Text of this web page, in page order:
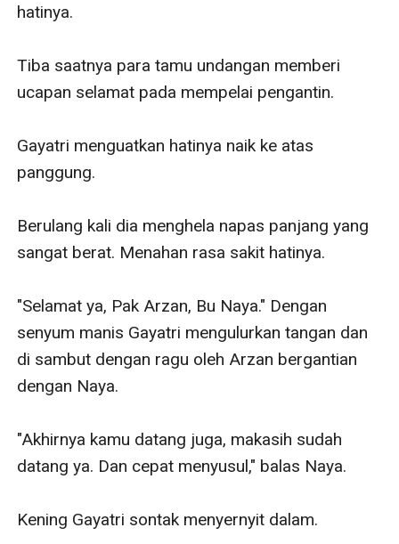
hatinya.
Tiba saatnya para tamu undangan memberi
ucapan selamat pada mempelai pengantin.
Gayatri menguatkan hatinya naik ke atas
panggung.
Berulang kali dia menghela napas panjang yang
sangat berat. Menahan rasa sakit hatinya.
"Selamat ya, Pak Arzan, Bu Naya." Dengan
senyum manis Gayatri mengulurkan tangan dan
di sambut dengan ragu oleh Arzan bergantian
dengan Naya.
"Akhirnya kamu datang juga, makasih sudah
datang ya. Dan cepat menyusul," balas Naya.
Kening Gayatri sontak menyernyit dalam.